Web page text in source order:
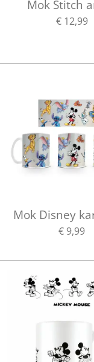
Mok Stitch
€ 12,99
Mok Disney
€ 9,99